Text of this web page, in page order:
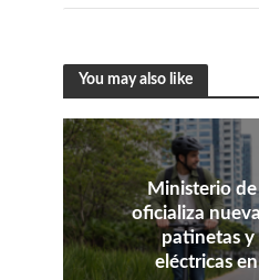
You may also like
Ministerio de
oficializa
patinetas y
eléctricas